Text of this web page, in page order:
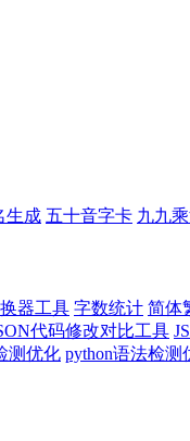
生成 五十音字卡 九九
器工具 字数统计 简体
代码修改对比工具
测优化 python语法检测